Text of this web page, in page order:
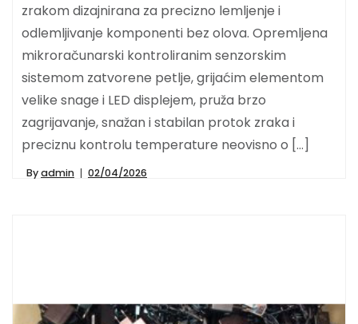
zrakom dizajnirana za precizno lemljenje i
odlemljivanje komponenti bez olova. Opremljena
mikroračunarski kontroliranim senzorskim
sistemom zatvorene petlje, grijaćim elementom
velike snage i LED displejem, pruža brzo
zagrijavanje, snažan i stabilan protok zraka i
preciznu kontrolu temperature neovisno o […]
Byadmin 02/04/2026